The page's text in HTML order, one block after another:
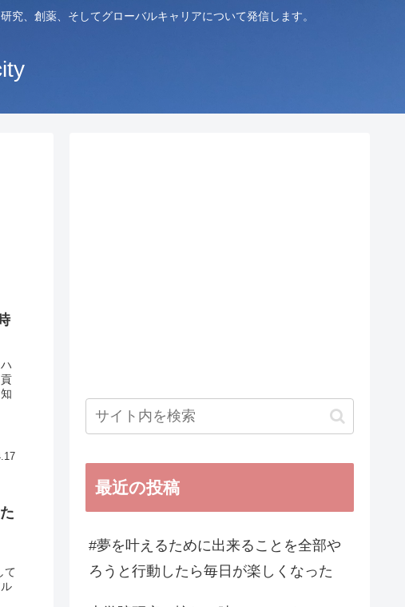
、創薬、そしてグローバルキャリアについて発信します。
て
最近の投稿
#夢を叶えるために出来ることを全部や
ろうと行動したら毎日が楽しくなった